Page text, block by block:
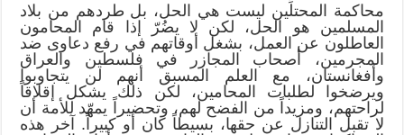
محاكمة المحتلِّين ليست هي الحل، بل طردهم من بلاد
المسلمين هو الحل، لكن لا يضُرّ إذا قام المحامون
العاطلون عن العمل، بشغل أوقاتهم في رفع دعاوى ضد
المجرمين، أصحاب المجازر في فلسطين والعراق
وأفغانستان، مع العلم المسبق أنهم لن يتجاوبوا
ويرضخوا لطلبات المحامين، لكن ذلك يشكل إقلاقاً
لراحتهم، ومزيداً من الفضح لهم، وتحضيراً يمهّد للأمة أن
لا تقبل التنازل عن حقها، بسيطاً كان أو كبيراً. آخر هذه